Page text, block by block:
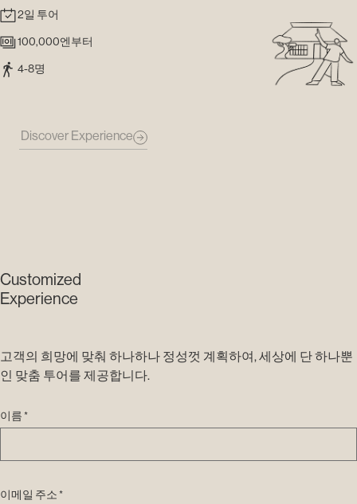
2일 투어
100,000엔부터
4-8명
Discover Experience
Customized
Experience
고객의 희망에 맞춰 하나하나 정성껏 계획하여, 세상에 단 하나뿐
인 맞춤 투어를 제공합니다.
이름 *
이메일 주소 *